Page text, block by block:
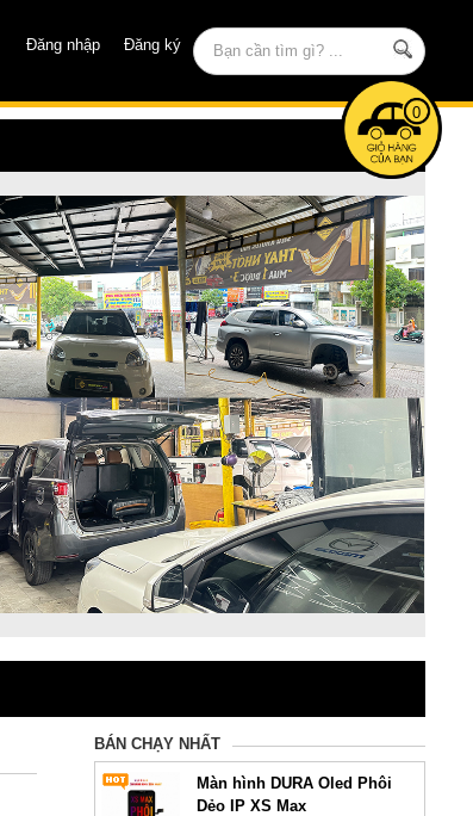
Đăng nhập Đăng ký
0
BÁN CHẠY NHẤT
Màn hình DURA Oled Phôi
Dẻo IP XS Max